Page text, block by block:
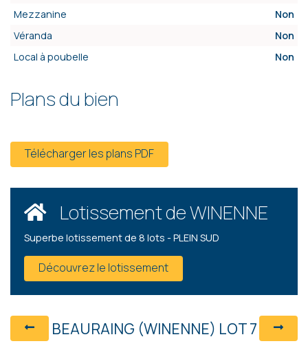
Mezzanine
Non
Véranda
Non
Local à poubelle
Non
Plans du bien
Télécharger les plans PDF
Lotissement de WINENNE
Superbe lotissement de 8 lots - PLEIN SUD
Découvrez le lotissement
BEAURAING (WINENNE) LOT 7